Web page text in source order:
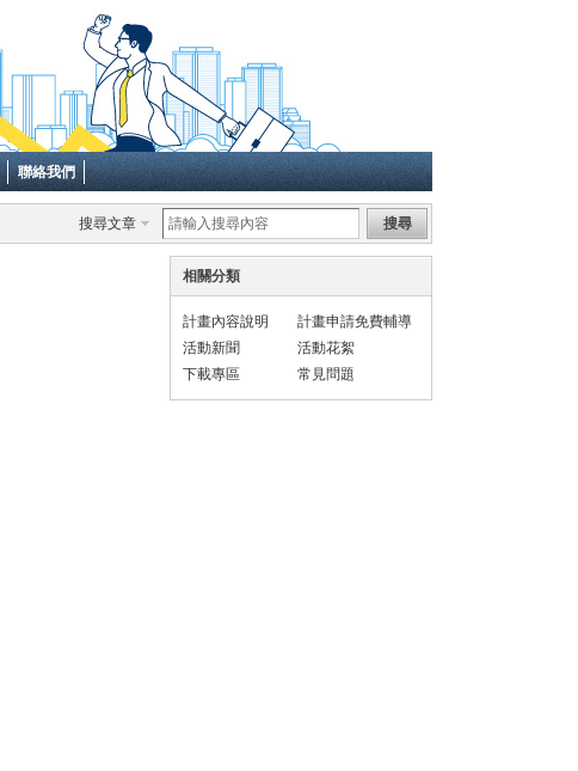
聯絡我們
搜尋文章 搜尋
相關分類
計畫內容說明
計畫申請免費輔導
活動新聞
活動花絮
下載專區
常見問題